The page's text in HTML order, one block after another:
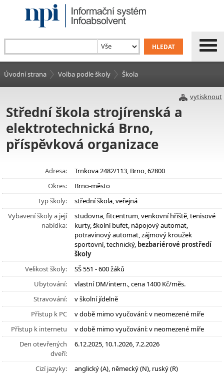
Úvodní strana Volba podle školy Škola
vytisknout
Střední škola strojírenská a
elektrotechnická Brno,
příspěvková organizace
Adresa:
Trnkova 2482/113, Brno, 62800
Okres:
Brno-město
Typ školy:
střední škola, veřejná
Vybavení školy a její
nabídka:
studovna, fitcentrum, venkovní hřiště, tenisové
kurty, školní bufet, nápojový automat,
potravinový automat, zájmový kroužek
sportovní, technický, bezbariérové prostředí
školy
Velikost školy:
SŠ 551 - 600 žáků
Ubytování:
vlastní DM/intern., cena 1400 Kč/měs.
Stravování:
v školní jídelně
Přístup k PC
v době mimo vyučování: v neomezené míře
Přístup k internetu
v době mimo vyučování: v neomezené míře
Den otevřených
dveří:
6.12.2025, 10.1.2026, 7.2.2026
Cizí jazyky:
anglický (A), německý (N), ruský (R)